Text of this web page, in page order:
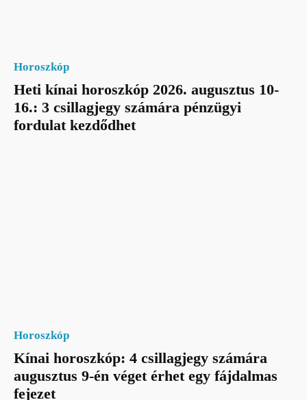
Horoszkóp
Heti kínai horoszkóp 2026. augusztus 10-
16.: 3 csillagjegy számára pénzügyi
fordulat kezdődhet
Horoszkóp
Kínai horoszkóp: 4 csillagjegy számára
augusztus 9-én véget érhet egy fájdalmas
fejezet